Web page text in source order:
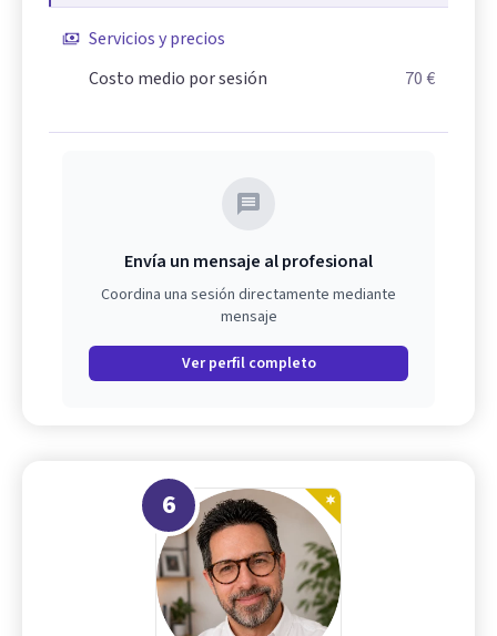
Servicios y precios
Costo medio por sesión
70 €
Envía un mensaje al profesional
Coordina una sesión directamente mediante
mensaje
Ver perfil completo
6